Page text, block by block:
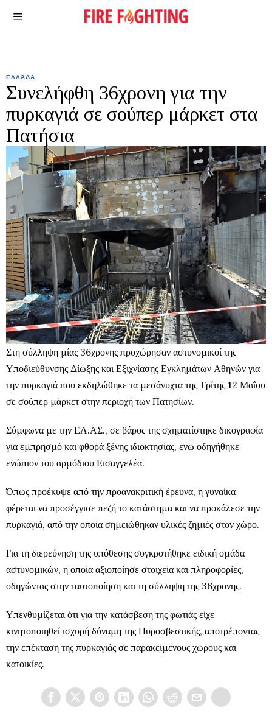
ΕΛΛΆΔΑ
Συνελήφθη 36χρονη για την
πυρκαγιά σε σούπερ μάρκετ στα
Πατήσια
Στη σύλληψη μίας 36χρονης προχώρησαν αστυνομικοί της
Υποδιεύθυνσης Δίωξης και Εξιχνίασης Εγκλημάτων Αθηνών για
την πυρκαγιά που εκδηλώθηκε τα μεσάνυχτα της Τρίτης 12 Μαΐου
σε σούπερ μάρκετ στην περιοχή των Πατησίων.
Σύμφωνα με την ΕΛ.ΑΣ., σε βάρος της σχηματίστηκε δικογραφία
για εμπρησμό και φθορά ξένης ιδιοκτησίας, ενώ οδηγήθηκε
ενώπιον του αρμόδιου Εισαγγελέα.
Όπως προέκυψε από την προανακριτική έρευνα, η γυναίκα
φέρεται να προσέγγισε πεζή το κατάστημα και να προκάλεσε την
πυρκαγιά, από την οποία σημειώθηκαν υλικές ζημιές στον χώρο.
Για τη διερεύνηση της υπόθεσης συγκροτήθηκε ειδική ομάδα
αστυνομικών, η οποία αξιοποίησε στοιχεία και πληροφορίες,
οδηγώντας στην ταυτοποίηση και τη σύλληψη της 36χρονης.
Υπενθυμίζεται ότι για την κατάσβεση της φωτιάς είχε
κινητοποιηθεί ισχυρή δύναμη της Πυροσβεστικής, αποτρέποντας
την επέκταση της πυρκαγιάς σε παρακείμενους χώρους και
κατοικίες.